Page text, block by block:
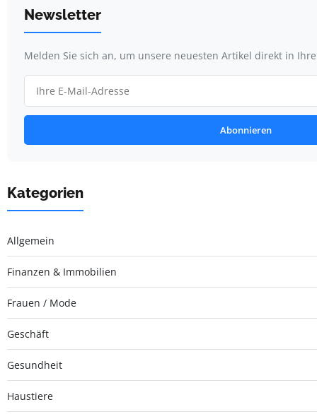
Newsletter
Melden Sie sich an, um unsere neuesten Artikel direkt in
Abonnieren
Kategorien
Allgemein
Finanzen & Immobilien
Frauen / Mode
Geschäft
Gesundheit
Haustiere